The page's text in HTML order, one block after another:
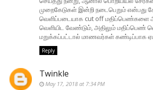
முறைகேடுகள் இன்றி நடைபெறும் என்பது
வெளிப்படையாக cut off
வெளியிட வேண்டும், அதிலும் மதிப்பெண்
மறுக்கப்பட்டால் மாணவர்கள் கண்டிப்பாக
Reply
Twinkle
May 17, 2018 at 7:34 PM